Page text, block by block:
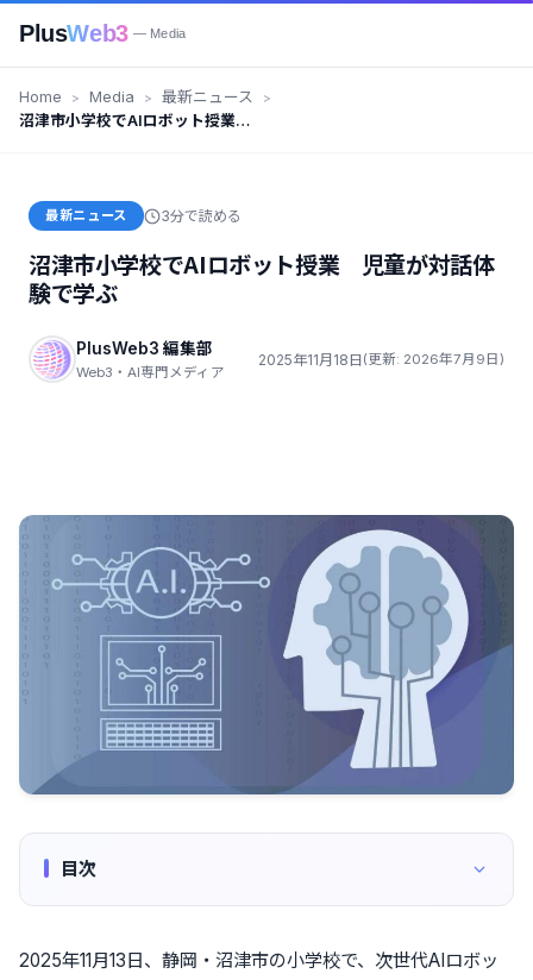
PlusWeb3 — Media
Home Media
最新ニュース
沼津市小学校でAIロボット授業
最新ニュース 3分で読める
沼津市小学校でAIロボット授業 児童が対話体
験で学ぶ
PlusWeb3 編集部
Web3・AI専門メディア
2025年11月18日(更新: 2026年7月9日)
目次
2025年11月13日、静岡・沼津市の小学校で、次世代AIロボッ